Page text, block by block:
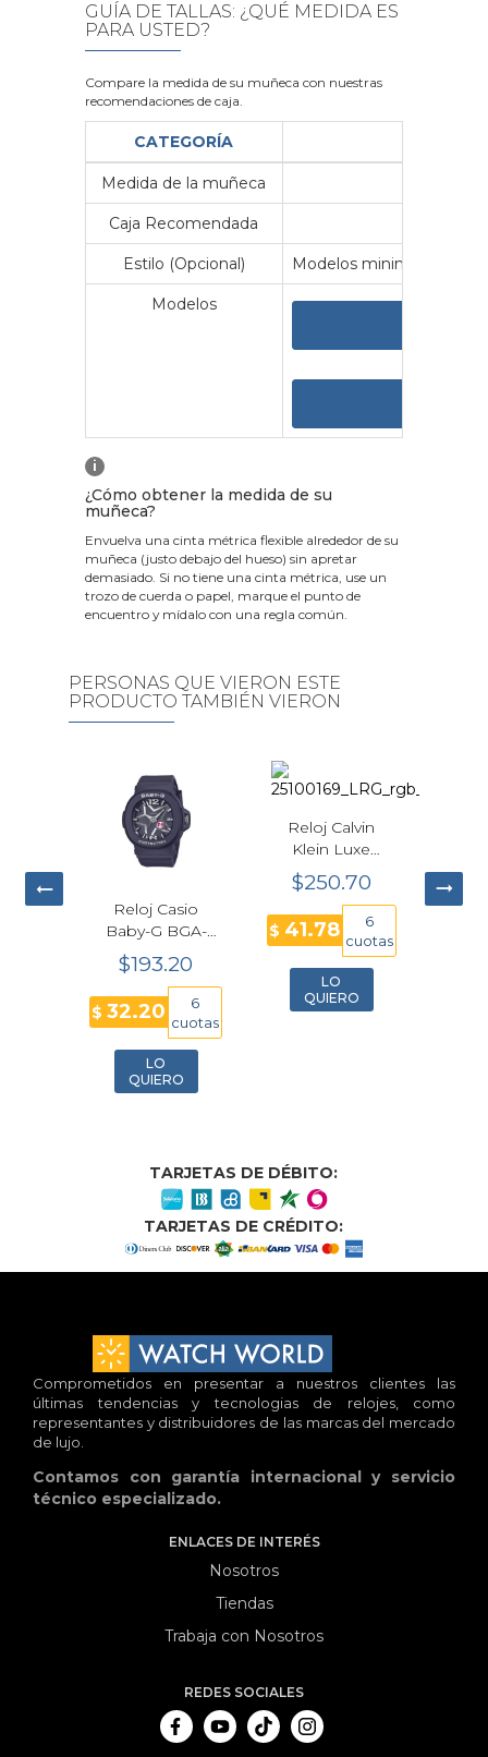
GUÍA DE TALLAS: ¿QUÉ MEDIDA ES
PARA USTED?
Compare la medida de su muñeca con nuestras
recomendaciones de caja.
CATEGORÍA
Medida de la muñeca
Caja Recomendada
Estilo (Opcional) Modelos minimalistas y
Modelos
i
¿Cómo obtener la medida de su
muñeca?
Envuelva una cinta métrica flexible alrededor de su
muñeca (justo debajo del hueso) sin apretar
demasiado. Si no tiene una cinta métrica, use un
trozo de cuerda o papel, marque el punto de
encuentro y mídalo con una regla común.
PERSONAS QUE VIERON ESTE
PRODUCTO TAMBIÉN VIERON
Reloj Casio
Baby-G BGA-
10D-2A1 Azul
Oscuro
Futurista
$193.20
$32.20
6
cuotas
LO
QUIERO
Reloj Calvin
Klein Luxe
Cuarzo
Plateado Mujer
34mm
25100169
$250.70
$ 41.78
6
cuotas
LO
QUIERO
TARJETAS DE DÉBITO:
TARJETAS DE CRÉDITO:
Comprometidos en presentar a nuestros clientes las
últimas tendencias y tecnologias de relojes, como
representantes y distribuidores de las marcas del mercado
de lujo.
Contamos con garantía internacional y servicio
técnico especializado.
ENLACES DE INTERÉS
Nosotros
Tiendas
Trabaja con Nosotros
REDES SOCIALES